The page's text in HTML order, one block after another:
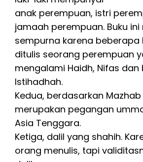
anak perempuan, istri
jamaah perempuan. Buku ini
sempurna karena beberapa
ditulis seorang perempuan
mengalami Haidh, Nifas dan
Istihadhah.
Kedua, berdasarkan Mazhab
merupakan pegangan
Asia Tenggara.
Ketiga, dalil yang shahih.
orang menulis, tapi